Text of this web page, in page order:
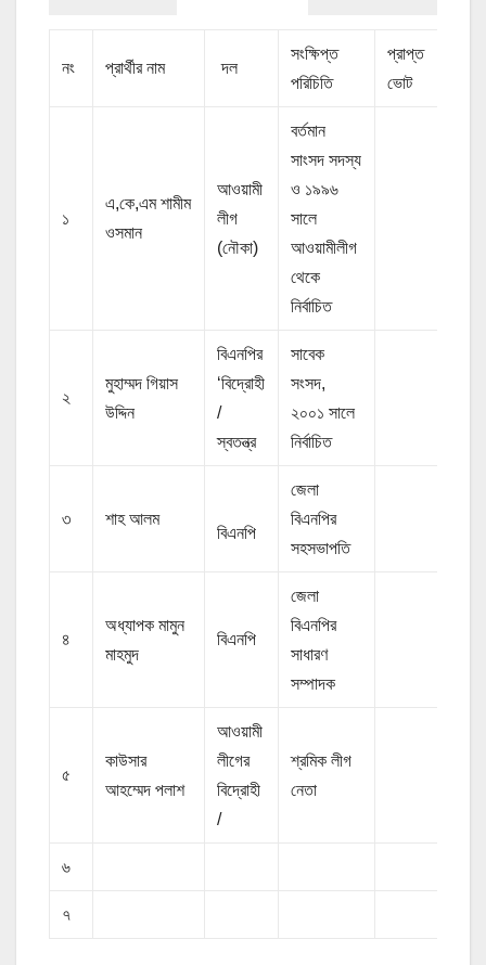
নং প্রার্থীর নাম দল
সংক্ষিপ্ত
পরিচিতি
প্রাপ্ত
ভোট
১
এ,কে,এম শামীম
ওসমান
আওয়ামী
লীগ
(নৌকা)
বর্তমান
সাংসদ সদস্য
ও ১৯৯৬
সালে
আওয়ামীলীগ
থেকে
নির্বাচিত
২
মুহাম্মদ গিয়াস
উদ্দিন
বিএনপির
‘বিদ্রোহী
/
স্বতন্ত্র
সাবেক
সংসদ,
২০০১ সালে
নির্বাচিত
৩ শাহ আলম
বিএনপি
জেলা
বিএনপির
সহসভাপতি
৪
অধ্যাপক মামুন
মাহমুদ
বিএনপি
জেলা
বিএনপির
সাধারণ
সম্পাদক
৫
কাউসার
আহম্মেদ পলাশ
আওয়ামী
লীগের
বিদ্রোহী
/
শ্রমিক লীগ
নেতা
৬
৭